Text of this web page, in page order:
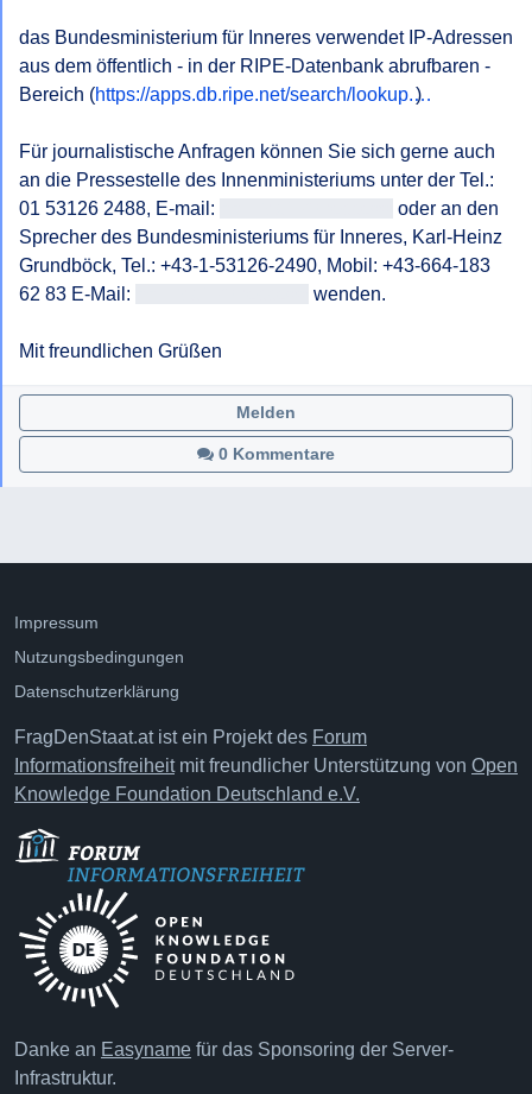
das Bundesministerium für Inneres verwendet IP-Adressen
aus dem öffentlich - in der RIPE-Datenbank abrufbaren -
Bereich (https://apps.db.ripe.net/search/lookup.…
)
Für journalistische Anfragen können Sie sich gerne auch
an die Pressestelle des Innenministeriums unter der Tel.:
01 53126 2488, E-mail:
oder an den
Sprecher des Bundesministeriums für Inneres, Karl-Heinz
Grundböck, Tel.: +43-1-53126-2490, Mobil: +43-664-183
62 83 E-Mail:
wenden.
Mit freundlichen Grüßen
0 Kommentare
Melden
Impressum
Nutzungsbedingungen
Datenschutzerklärung
FragDenStaat.at ist ein Projekt des Forum
Informationsfreiheitmit freundlicher Unterstützung von Open
Knowledge Foundation Deutschland e.V.
Danke an Easyname für das Sponsoring der Server-
Infrastruktur.